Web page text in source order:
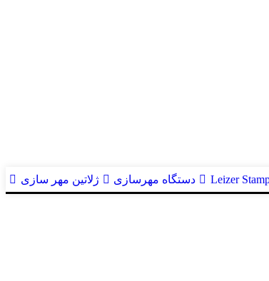
دستگاه مهرسازی ژلاتین مهر سازی